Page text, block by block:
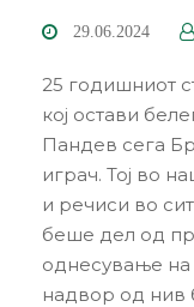
29.06.2024
25 годишниот
кој остави
Пандев сега
играч. Тој во
и речиси во
беше дел од
однесување на
надвор од нив